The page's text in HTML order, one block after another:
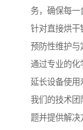
务，确保每一
针对直接烘干
预防性维护与
通过专业的化
延长设备使用
我们的技术团
题并提供解决